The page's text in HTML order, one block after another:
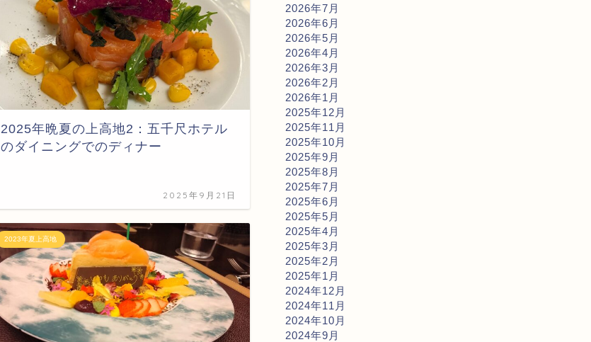
2025年晩夏の上高地2：五千尺ホテル
のダイニングでのディナー
2025年9月21日
2023年夏上高地
2026年7月
2026年6月
2026年5月
2026年4月
2026年3月
2026年2月
2026年1月
2025年12月
2025年11月
2025年10月
2025年9月
2025年8月
2025年7月
2025年6月
2025年5月
2025年4月
2025年3月
2025年2月
2025年1月
2024年12月
2024年11月
2024年10月
2024年9月